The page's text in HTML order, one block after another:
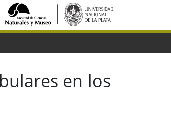
en los